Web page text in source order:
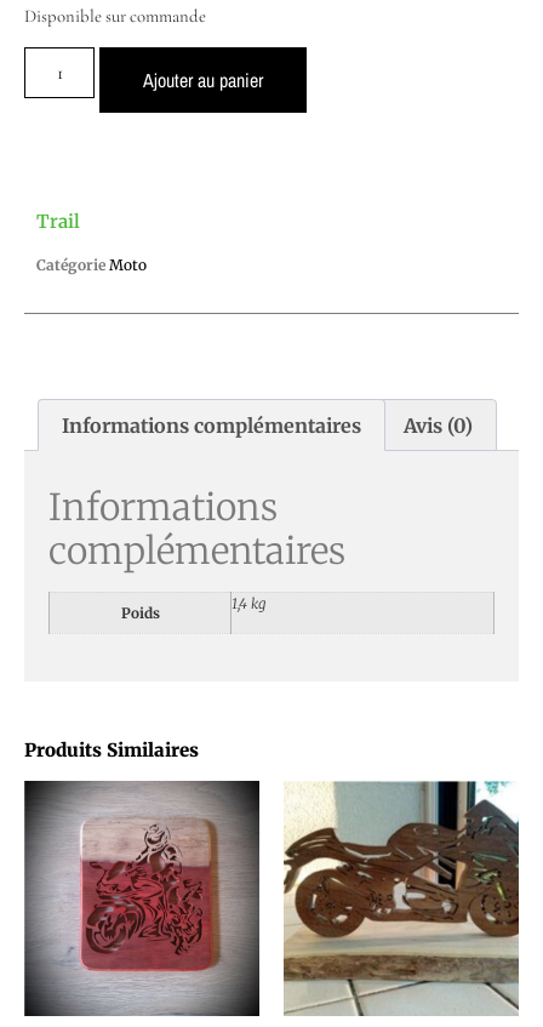
Disponible sur commande
Ajouter au panier
Produits Similaires
Trail
Catégorie Moto
Informations complémentaires Avis (0)
Informations
complémentaires
Poids
1,4 kg